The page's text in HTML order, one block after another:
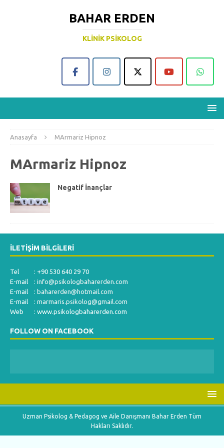
BAHAR ERDEN
KLINIK PSIKOLOG
Anasayfa MArmariz Hipnoz
MArmariz Hipnoz
Negatif İnançlar
İLETIŞIM BILGILERI
Tel : +90 530 640 29 70
E-mail : info@psikologbaharerden.com
E-mail : baharerden@hotmail.com
E-mail : marmaris.psikolog@gmail.com
Web : www.psikologbaharerden.com
FOLLOW ON FACEBOOK
Uzman Psikolog & Pedagog ve Aile Danışmanı Bahar Erden Tüm
Hakları Saklıdır.